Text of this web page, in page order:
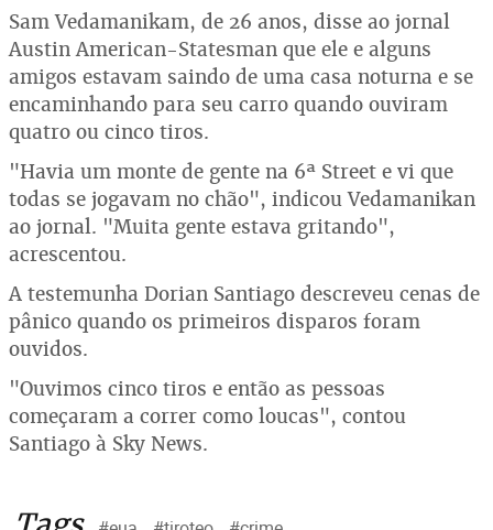
Sam Vedamanikam, de 26 anos, disse ao jornal
Austin American-Statesman que ele e alguns
amigos estavam saindo de uma casa noturna e se
encaminhando para seu carro quando ouviram
quatro ou cinco tiros.
"Havia um monte de gente na 6ª Street e vi que
todas se jogavam no chão", indicou Vedamanikan
ao jornal. "Muita gente estava gritando",
acrescentou.
A testemunha Dorian Santiago descreveu cenas de
pânico quando os primeiros disparos foram
ouvidos.
"Ouvimos cinco tiros e então as pessoas
começaram a correr como loucas", contou
Santiago à Sky News.